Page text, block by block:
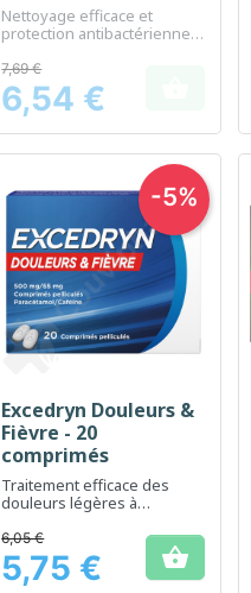
Nettoyage efficace et
protection antibactérienne
Prix
7,69 €
6,54 €
Aperçu rapide
Excedryn Douleurs &
Fièvre - 20
comprimés
Traitement efficace des
douleurs légères à
Prix
6,05 €
5,75 € 
-5%